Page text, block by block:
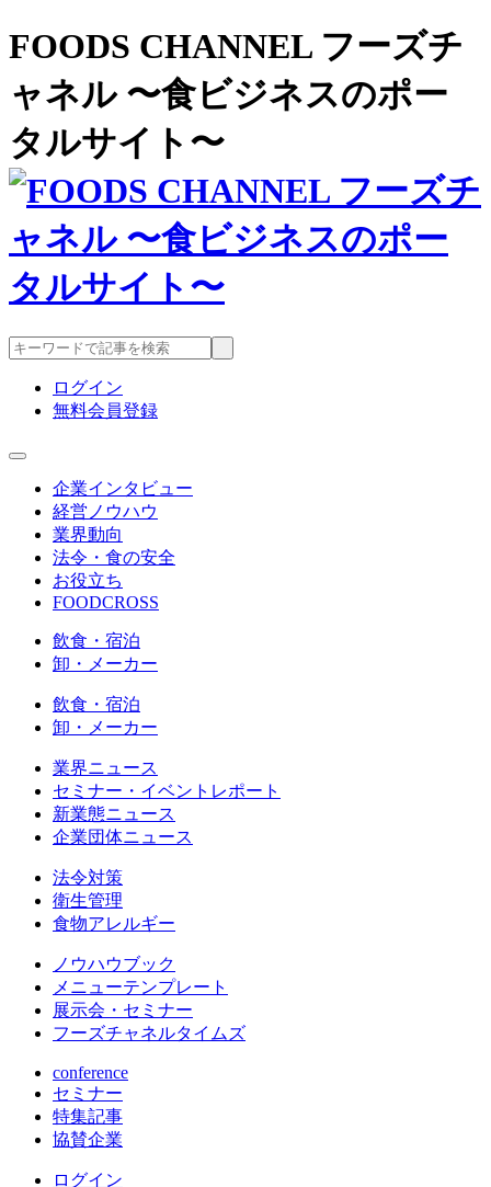
FOODS CHANNEL フーズチ
ャネル 〜食ビジネスのポー
タルサイト〜
ログイン
無料会員登録
企業インタビュー
経営ノウハウ
業界動向
法令・食の安全
お役立ち
FOODCROSS
飲食・宿泊
卸・メーカー
飲食・宿泊
卸・メーカー
業界ニュース
セミナー・イベントレポート
新業態ニュース
企業団体ニュース
法令対策
衛生管理
食物アレルギー
ノウハウブック
メニューテンプレート
展示会・セミナー
フーズチャネルタイムズ
conference
セミナー
特集記事
協賛企業
ログイン